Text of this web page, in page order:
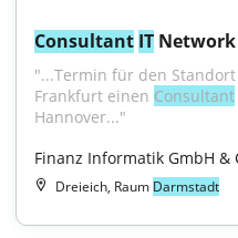
Consultant IT
"...Termin für den
Frankfurt einen Consultant
Hannover..."
Finanz Informatik GmbH &
Dreieich, Raum Darmstadt